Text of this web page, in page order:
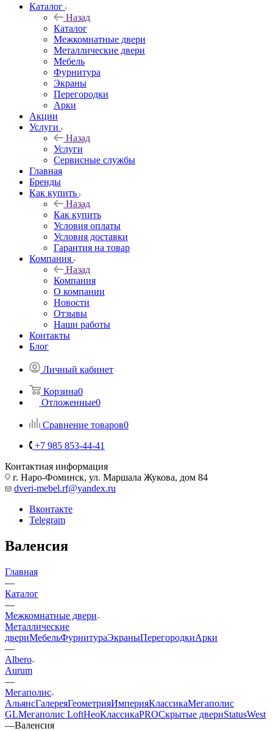
Каталог
Назад
Каталог
Межкомнатные двери
Металлические двери
Мебель
Фурнитура
Экраны
Перегородки
Арки
Акции
Услуги
Назад
Услуги
Сервисные службы
Главная
Бренды
Как купить
Назад
Как купить
Условия оплаты
Условия доставки
Гарантия на товар
Компания
Назад
Компания
О компании
Новости
Отзывы
Наши работы
Контакты
Блог
Личный кабинет
Корзина0
Отложенные0
Сравнение товаров0
+7 985 853-44-41
Контактная информация
г. Наро-Фоминск, ул. Маршала Жукова, дом 84
dveri-mebel.rf@yandex.ru
Вконтакте
Telegram
Валенсия
Главная
—
Каталог
—
Межкомнатные двери
Металлические
двериМебельФурнитураЭкраныПерегородкиАрки
—
Albero
Aurum
—
Мегаполис
АльянсГалереяГеометрияИмперияКлассикаМегаполис
GLМегаполис LoftНеоКлассикаPROСкрытые двериStatusWest
—Валенсия